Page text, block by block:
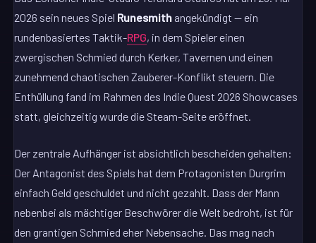
2026 sein neues Spiel Runesmith angekündigt — ein
rundenbasiertes Taktik-RPG, in dem Spieler einen
zwergischen Schmied durch Kerker, Tavernen und einen
zunehmend chaotischen Zauberer-Konflikt steuern. Die
Enthüllung fand im Rahmen des Indie Quest 2026 Showcases
statt, gleichzeitig wurde die Steam-Seite eröffnet.
Der zentrale Aufhänger ist absichtlich bescheiden gehalten:
Der Antagonist des Spiels hat dem Protagonisten Durgrim
einfach Geld geschuldet und nicht gezahlt. Dass der Mann
nebenbei als mächtiger Beschwörer die Welt bedroht, ist für
den grantigen Schmied eher Nebensache. Das mag nach